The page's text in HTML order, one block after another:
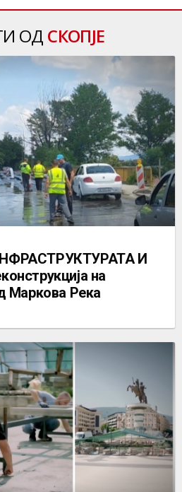
ОД СКОПЈЕ
И
на
Маркова Река